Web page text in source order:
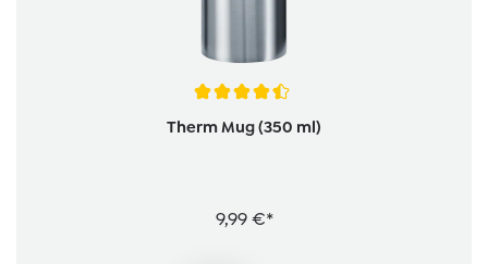
Therm Mug (350 ml)
9,99 €*